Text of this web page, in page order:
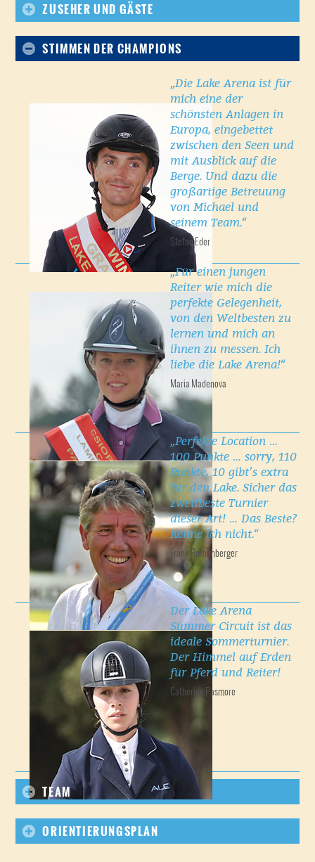
ZUSEHER UND GÄSTE
STIMMEN DER CHAMPIONS
„Die Lake Arena ist für
mich eine der
schönsten Anlagen in
Europa, eingebettet
zwischen den Seen und
mit Ausblick auf die
Berge. Und dazu die
großartige Betreuung
von Michael und
seinem Team.“
Stefan Eder
„Für einen jungen
Reiter wie mich die
perfekte Gelegenheit,
von den Weltbesten zu
lernen und mich an
ihnen zu messen. Ich
liebe die Lake Arena!“
Maria Madenova
„Perfekte Location …
100 Punkte … sorry, 110
Punkte, 10 gibt’s extra
für den Lake. Sicher das
zweitbeste Turnier
dieser Art! … Das Beste?
Kenne ich nicht.“
Frank Rothenberger
Der Lake Arena
Summer Circuit ist das
ideale Sommerturnier.
Der Himmel auf Erden
für Pferd und Reiter!
Catherine Pasmore
TEAM
ORIENTIERUNGSPLAN